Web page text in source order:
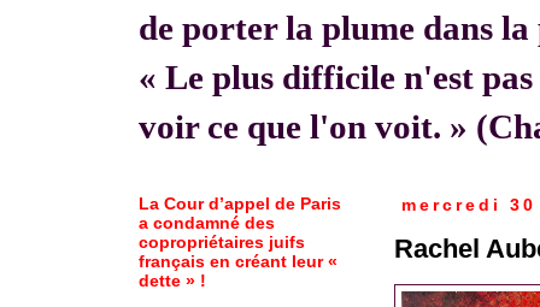
de porter la plume dans
« Le plus difficile n'est
voir ce que l'on voit. »
mercredi
Rachel
La Cour d’appel de Paris
a condamné des
copropriétaires juifs
français en créant leur «
dette » !